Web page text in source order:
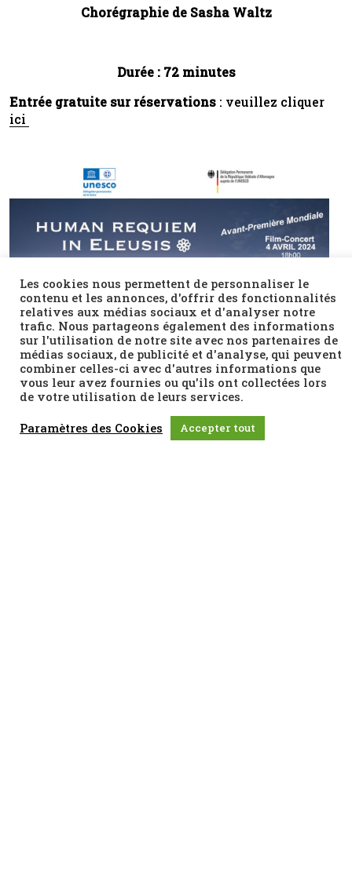
Chorégraphie de Sasha Waltz
Durée : 72 minutes
Entrée gratuite sur réservations : veuillez cliquer
ici
Les cookies nous permettent de personnaliser le
contenu et les annonces, d'offrir des fonctionnalités
relatives aux médias sociaux et d'analyser notre
trafic. Nous partageons également des informations
sur l'utilisation de notre site avec nos partenaires de
médias sociaux, de publicité et d'analyse, qui peuvent
combiner celles-ci avec d'autres informations que
vous leur avez fournies ou qu'ils ont collectées lors
de votre utilisation de leurs services.
Paramètres des Cookies Accepter tout